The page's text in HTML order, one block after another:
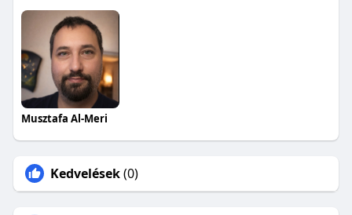
Musztafa Al-Meri
Kedvelések(0)